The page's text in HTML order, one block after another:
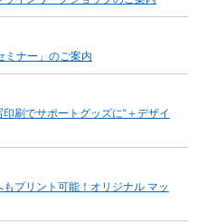
ミナー」のご案内
刷でサポートグッズに“＋デザイ
プリント可能！オリジナル マッ